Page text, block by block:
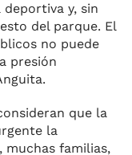
y, sin
del parque. El
no puede
presión
que la
la
muchas familias,